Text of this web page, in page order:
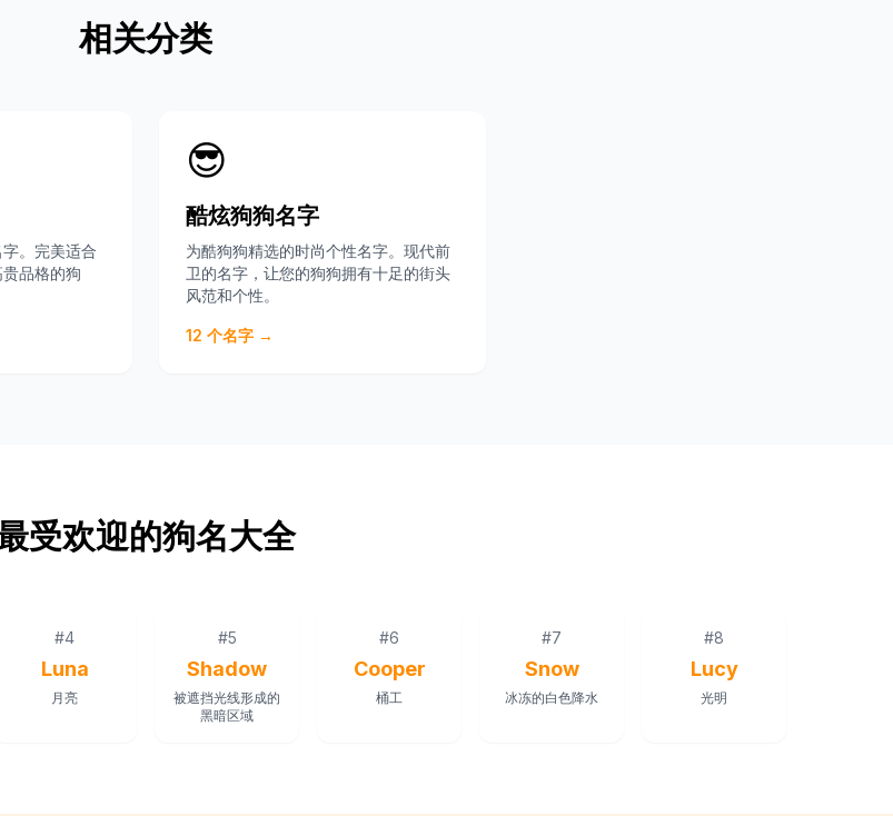
相关分类
。完美适合
品格的狗
😎
酷炫狗狗名字
为酷狗狗精选的时尚个性名字。现代前
卫的名字，让您的狗狗拥有十足的街头
风范和个性。
12 个名字 →
受欢迎的狗名大全
#4
Luna
月亮
#5
Shadow
被遮挡光线形成的
黑暗区域
#6
Cooper
桶工
#7
Snow
冰冻的白色降水
#8
Lucy
光明